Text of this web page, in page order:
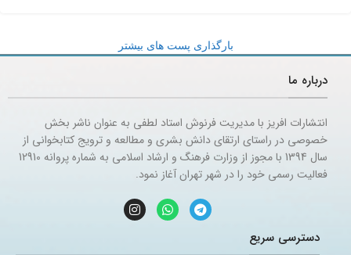
بارگذاری پست های بیشتر
درباره ما
انتشارات افریز با مدیریت فرنوش استاد لطفی به عنوان ناشر بخش
خصوصی در راستای ارتقای دانش بشری و مطالعه و ترویج کتابخوانی از
سال 1394 با مجوز از وزارت فرهنگ و ارشاد اسلامی به شماره پروانه 12910
فعالیت رسمی خود را در شهر تهران آغاز نمود.
دسترسی سریع